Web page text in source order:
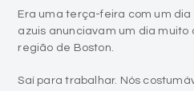
Era uma terça-feira com um dia
azuis anunciavam um dia muito
região de Boston.
Saí para trabalhar. Nós